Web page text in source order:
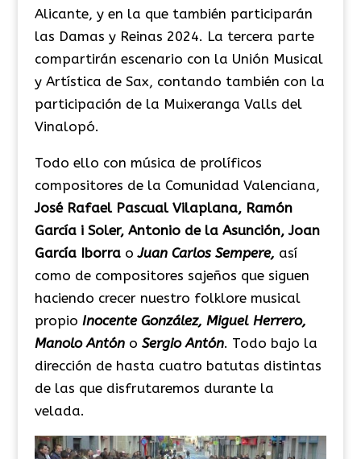
Alicante, y en la que también participarán
las Damas y Reinas 2024. La tercera parte
compartirán escenario con la Unión Musical
y Artística de Sax, contando también con la
participación de la Muixeranga Valls del
Vinalopó.
Todo ello con música de prolíficos
compositores de la Comunidad Valenciana,
José Rafael Pascual Vilaplana, Ramón
García i Soler, Antonio de la Asunción, Joan
García IborraoJuan Carlos Sempere, así
como de compositores sajeños que siguen
haciendo crecer nuestro folklore musical
propio Inocente González, Miguel Herrero,
Manolo Antón o Sergio Antón. Todo bajo la
dirección de hasta cuatro batutas distintas
de las que disfrutaremos durante la
velada.